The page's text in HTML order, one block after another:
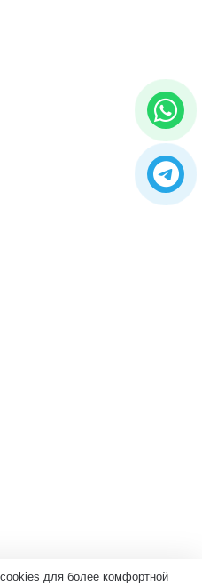
для более комфортной